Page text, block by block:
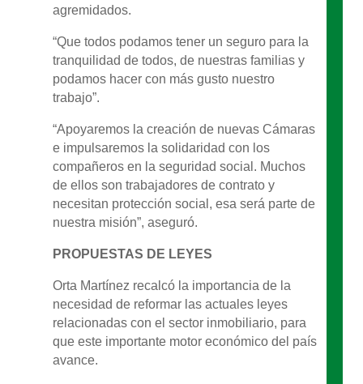
agremidados.
“Que todos podamos tener un seguro para la
tranquilidad de todos, de nuestras familias y
podamos hacer con más gusto nuestro
trabajo”.
“Apoyaremos la creación de nuevas Cámaras
e impulsaremos la solidaridad con los
compañeros en la seguridad social. Muchos
de ellos son trabajadores de contrato y
necesitan protección social, esa será parte de
nuestra misión”, aseguró.
PROPUESTAS DE LEYES
Orta Martínez recalcó la importancia de la
necesidad de reformar las actuales leyes
relacionadas con el sector inmobiliario, para
que este importante motor económico del país
avance.